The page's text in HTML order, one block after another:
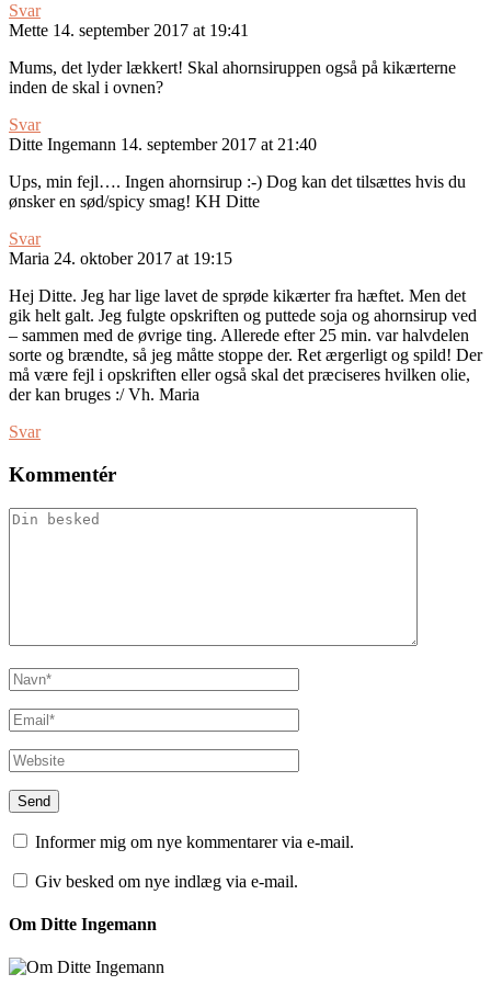
Svar
Mette 14. september 2017 at 19:41
Mums, det lyder lækkert! Skal ahornsiruppen også på kikærterne
inden de skal i ovnen?
Svar
Ditte Ingemann 14. september 2017 at 21:40
Ups, min fejl…. Ingen ahornsirup :-) Dog kan det tilsættes hvis du
ønsker en sød/spicy smag! KH Ditte
Svar
Maria 24. oktober 2017 at 19:15
Hej Ditte. Jeg har lige lavet de sprøde kikærter fra hæftet. Men det
gik helt galt. Jeg fulgte opskriften og puttede soja og ahornsirup ved
– sammen med de øvrige ting. Allerede efter 25 min. var halvdelen
sorte og brændte, så jeg måtte stoppe der. Ret ærgerligt og spild! Der
må være fejl i opskriften eller også skal det præciseres hvilken olie,
der kan bruges :/ Vh. Maria
Svar
Kommentér
Informer mig om nye kommentarer via e-mail.
Giv besked om nye indlæg via e-mail.
Om Ditte Ingemann